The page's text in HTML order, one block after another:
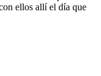
ellos allí el día que